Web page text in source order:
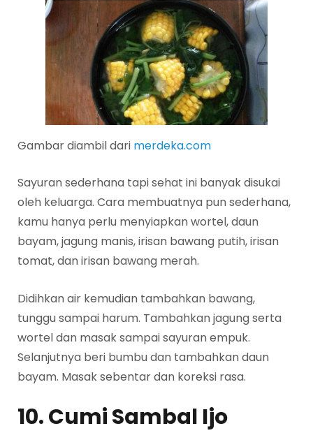
Gambar diambil dari merdeka.com
Sayuran sederhana tapi sehat ini banyak disukai
oleh keluarga. Cara membuatnya pun sederhana,
kamu hanya perlu menyiapkan wortel, daun
bayam, jagung manis, irisan bawang putih, irisan
tomat, dan irisan bawang merah.
Didihkan air kemudian tambahkan bawang,
tunggu sampai harum. Tambahkan jagung serta
wortel dan masak sampai sayuran empuk.
Selanjutnya beri bumbu dan tambahkan daun
bayam. Masak sebentar dan koreksi rasa.
10. Cumi Sambal Ijo